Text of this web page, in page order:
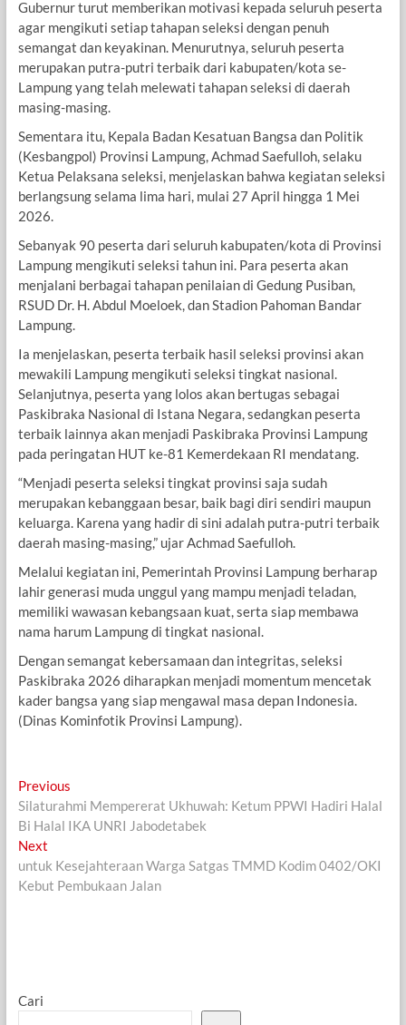
Gubernur turut memberikan motivasi kepada seluruh peserta
agar mengikuti setiap tahapan seleksi dengan penuh
semangat dan keyakinan. Menurutnya, seluruh peserta
merupakan putra-putri terbaik dari kabupaten/kota se-
Lampung yang telah melewati tahapan seleksi di daerah
masing-masing.
Sementara itu, Kepala Badan Kesatuan Bangsa dan Politik
(Kesbangpol) Provinsi Lampung, Achmad Saefulloh, selaku
Ketua Pelaksana seleksi, menjelaskan bahwa kegiatan seleksi
berlangsung selama lima hari, mulai 27 April hingga 1 Mei
2026.
Sebanyak 90 peserta dari seluruh kabupaten/kota di Provinsi
Lampung mengikuti seleksi tahun ini. Para peserta akan
menjalani berbagai tahapan penilaian di Gedung Pusiban,
RSUD Dr. H. Abdul Moeloek, dan Stadion Pahoman Bandar
Lampung.
Ia menjelaskan, peserta terbaik hasil seleksi provinsi akan
mewakili Lampung mengikuti seleksi tingkat nasional.
Selanjutnya, peserta yang lolos akan bertugas sebagai
Paskibraka Nasional di Istana Negara, sedangkan peserta
terbaik lainnya akan menjadi Paskibraka Provinsi Lampung
pada peringatan HUT ke-81 Kemerdekaan RI mendatang.
“Menjadi peserta seleksi tingkat provinsi saja sudah
merupakan kebanggaan besar, baik bagi diri sendiri maupun
keluarga. Karena yang hadir di sini adalah putra-putri terbaik
daerah masing-masing,” ujar Achmad Saefulloh.
Melalui kegiatan ini, Pemerintah Provinsi Lampung berharap
lahir generasi muda unggul yang mampu menjadi teladan,
memiliki wawasan kebangsaan kuat, serta siap membawa
nama harum Lampung di tingkat nasional.
Dengan semangat kebersamaan dan integritas, seleksi
Paskibraka 2026 diharapkan menjadi momentum mencetak
kader bangsa yang siap mengawal masa depan Indonesia.
(Dinas Kominfotik Provinsi Lampung).
Navigasi
pos
PreviousPrevious
post:
Silaturahmi Mempererat Ukhuwah: Ketum PPWI Hadiri Halal
Bi Halal IKA UNRI Jabodetabek
NextNext
post:
untuk Kesejahteraan Warga Satgas TMMD Kodim 0402/OKI
Kebut Pembukaan Jalan
Cari